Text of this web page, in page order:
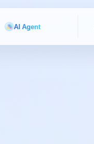
AI Agent